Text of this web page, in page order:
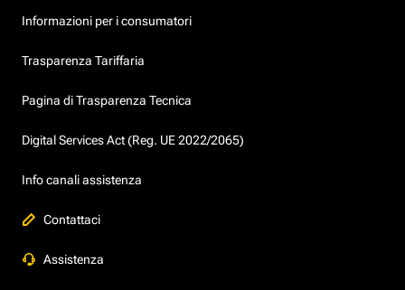
Informazioni per i consumatori
Trasparenza Tariffaria
Pagina di Trasparenza Tecnica
Digital Services Act (Reg. UE 2022/2065)
Info canali assistenza
Contattaci
Assistenza